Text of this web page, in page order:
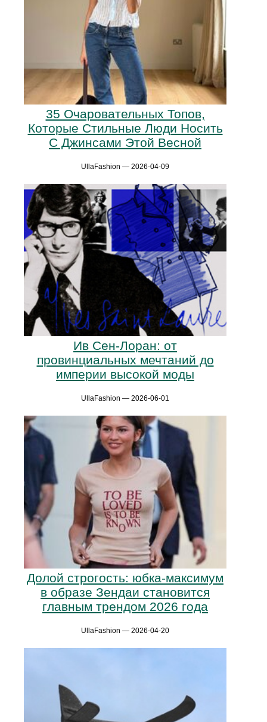
35 Очаровательных Топов,
Которые Стильные Люди Носить
С Джинсами Этой Весной
UllaFashion — 2026-04-09
Ив Сен-Лоран: от
провинциальных мечтаний до
империи высокой моды
UllaFashion — 2026-06-01
Долой строгость: юбка-максимум
в образе Зендаи становится
главным трендом 2026 года
UllaFashion — 2026-04-20